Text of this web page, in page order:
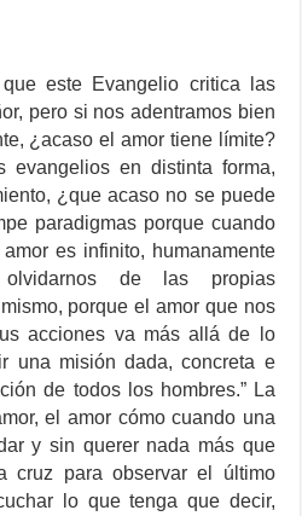
este Evangelio critica las
pero si nos adentramos bien
¿acaso el amor tiene límite?
en distinta forma,
¿que acaso no se puede
paradigmas porque cuando
es infinito, humanamente
de las propias
porque el amor que nos
acciones va más allá de lo
una misión dada, concreta e
de todos los hombres.” La
el amor cómo cuando una
y sin querer nada más que
cruz para observar el último
lo que tenga que decir,